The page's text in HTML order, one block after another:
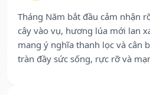
Tháng Năm bắt đầu cảm nhận
cây vào vụ, hương lúa mới lan
mang ý nghĩa thanh lọc và cân
tràn đầy sức sống, rực rỡ và